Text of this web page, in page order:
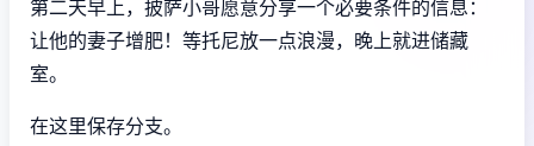
第二天早上，披萨小哥愿意分享一个必要条件的信息：
让他的妻子增肥！等托尼放一点浪漫，晚上就进储藏
室。
在这里保存分支。